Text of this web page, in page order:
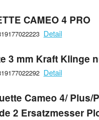
CAMEO 4 PRO
Detail
3 mm Kraft Klinge
Detail
Cameo 4/ Plus/
2 Ersatzmesser